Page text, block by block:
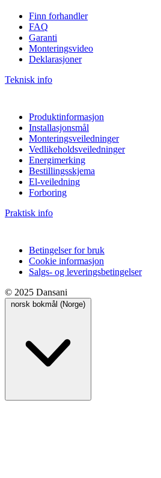
Finn forhandler
FAQ
Garanti
Monteringsvideo
Deklarasjoner
Teknisk info
Produktinformasjon
Installasjonsmål
Monteringsveiledninger
Vedlikeholdsveiledninger
Energimerking
Bestillingsskjema
El-veiledning
Forboring
Praktisk info
Betingelser for bruk
Cookie informasjon
Salgs- og leveringsbetingelser
© 2025 Dansani
norsk bokmål (Norge)